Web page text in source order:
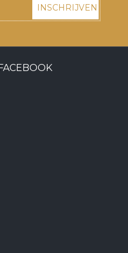
INSCHRIJVEN